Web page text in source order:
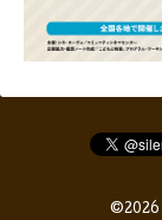
©2026